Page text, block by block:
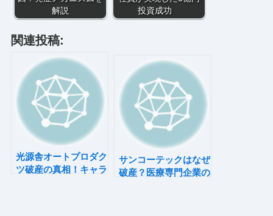
解説
投資成功
関連投稿:
光源舎オートプロダク
ツ破産の真相！キャラ
サンコーテックはなぜ
破産？医療専門企業の